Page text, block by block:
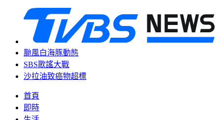
颱風白海豚動態
SBS歌謠大戰
沙拉油致癌物超標
首頁
即時